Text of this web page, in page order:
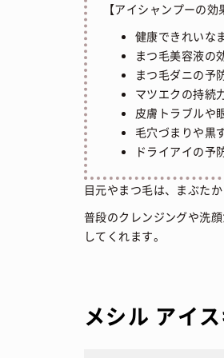
【アイシャンプーの効
健康できれいな
まつ毛美容液の
まつ毛ダニの予
マツエクの持続
皮膚トラブルや
毛穴づまりや黒
ドライアイの予
目元やまつ毛は、まぶた
普段のクレンジングや洗
してくれます。
メシル アイ